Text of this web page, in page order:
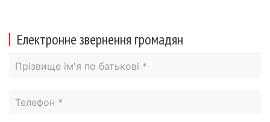
Електронне звернення громадян